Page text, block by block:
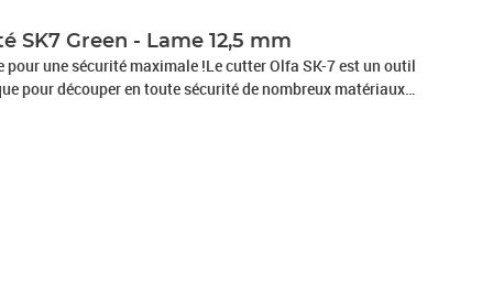
SK7 Green - Lame 12,5 mm
une sécurité maximale !Le cutter Olfa SK-7 est un outil
pour découper en toute sécurité de nombreux matériaux
Olfa est équipé d'une lame auto-rétractable : la
dans le manche en fin de coupe pour protéger au
de la lame : 12,5 mmLame non tronçonnableCutter